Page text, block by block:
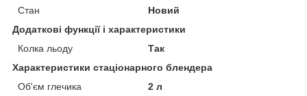
Стан
Новий
Додаткові функції і характеристики
Колка льоду
Так
Характеристики стаціонарного блендера
Об'єм глечика
2 л